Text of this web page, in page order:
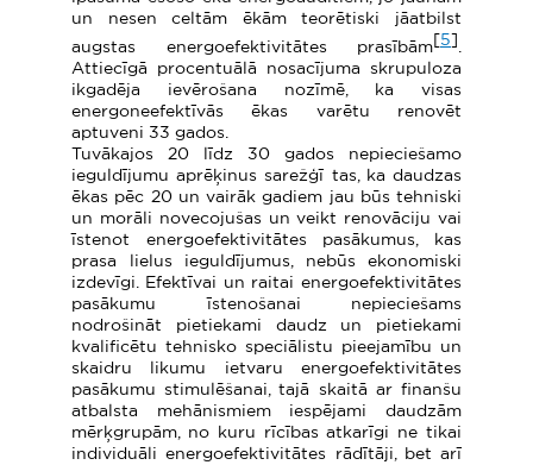
un nesen celtām ēkām teorētiski jāatbilst
augstas energoefektivitātes prasībām 5 .
Attiecīgā procentuālā nosacījuma skrupuloza
ikgadēja ievērošana nozīmē, ka visas
energoneefektīvās ēkas varētu renovēt
aptuveni 33 gados.
Tuvākajos 20 līdz 30 gados nepieciešamo
ieguldījumu aprēķinus sarežģī tas, ka daudzas
ēkas pēc 20 un vairāk gadiem jau būs tehniski
un morāli novecojušas un veikt renovāciju vai
īstenot energoefektivitātes pasākumus, kas
prasa lielus ieguldījumus, nebūs ekonomiski
izdevīgi. Efektīvai un raitai energoefektivitātes
pasākumu īstenošanai nepieciešams
nodrošināt pietiekami daudz un pietiekami
kvalificētu tehnisko speciālistu pieejamību un
skaidru likumu ietvaru energoefektivitātes
pasākumu stimulēšanai, tajā skaitā ar finanšu
atbalsta mehānismiem iespējami daudzām
mērķgrupām, no kuru rīcības atkarīgi ne tikai
individuāli energoefektivitātes rādītāji, bet arī